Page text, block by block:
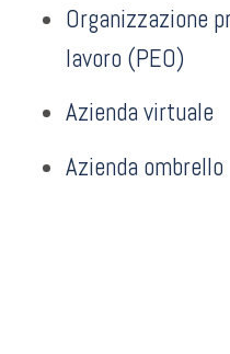
Organizzazione
lavoro (PEO)
Azienda virtuale
Azienda ombrello